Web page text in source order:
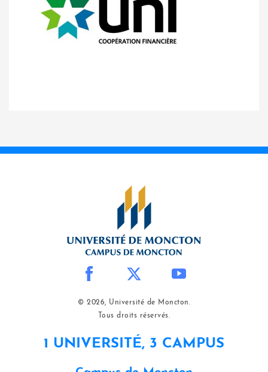
© 2026, Université de Moncton.
Tous droits réservés.
1 UNIVERSITÉ, 3 CAMPUS